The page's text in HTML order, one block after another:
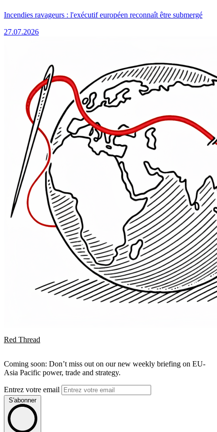
Incendies ravageurs : l'exécutif européen reconnaît être submergé
27.07.2026
Red Thread
Coming soon: Don’t miss out on our new weekly briefing on EU-
Asia Pacific power, trade and strategy.
Entrez votre email
S'abonner